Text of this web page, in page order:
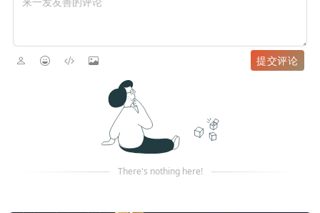
提交评论
There's nothing here!